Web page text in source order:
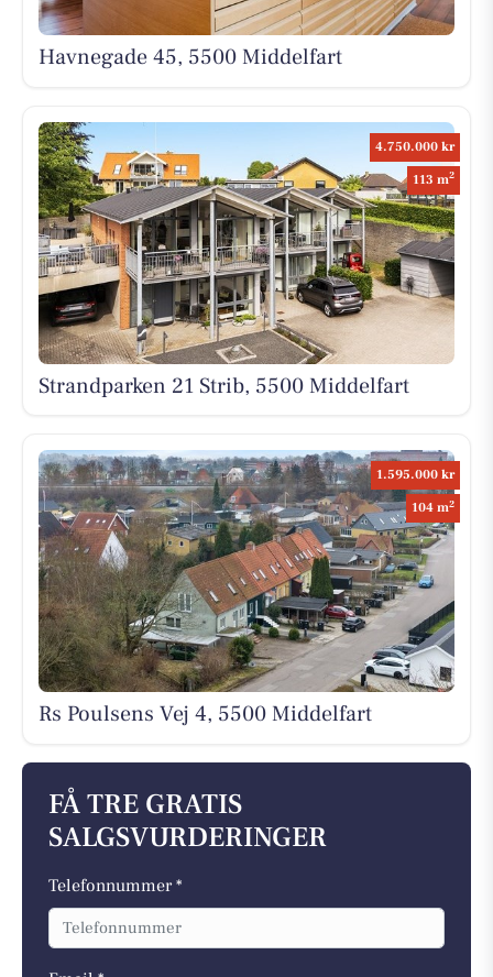
Havnegade 45, 5500 Middelfart
4.750.000 kr
113 m2
Strandparken 21 Strib, 5500 Middelfart
1.595.000 kr
104 m2
Rs Poulsens Vej 4, 5500 Middelfart
FÅ TRE GRATIS
SALGSVURDERINGER
Telefonnummer *